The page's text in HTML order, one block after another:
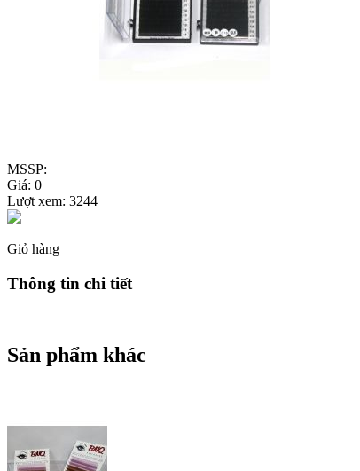
MSSP:
Giá: 0
Lượt xem: 3244
Giỏ hàng
Thông tin chi tiết
Sản phẩm khác